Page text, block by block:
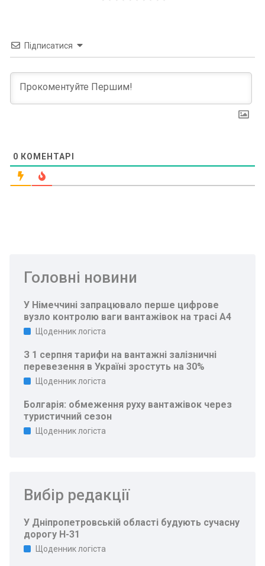
Підписатися
0 КОМЕНТАРІ
Головні новини
У Німеччині запрацювало перше цифрове
вузло контролю ваги вантажівок на трасі A4
Щоденник логіста
З 1 серпня тарифи на вантажні залізничні
перевезення в Україні зростуть на 30%
Щоденник логіста
Болгарія: обмеження руху вантажівок через
туристичний сезон
Щоденник логіста
Вибір редакції
У Дніпропетровській області будують сучасну
дорогу Н-31
Щоденник логіста